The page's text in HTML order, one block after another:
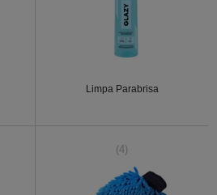
Limpa Parabrisa
(4)